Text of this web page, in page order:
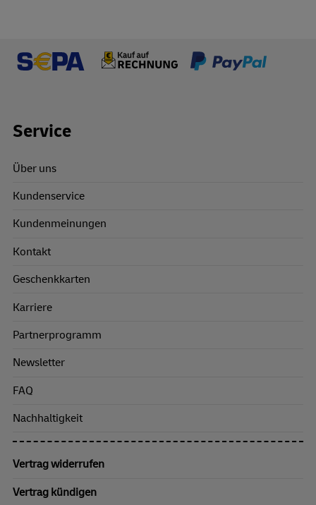
Footer Links
Service
Über uns
Kundenservice
Kundenmeinungen
Kontakt
Geschenkkarten
Karriere
Partnerprogramm
Newsletter
FAQ
Nachhaltigkeit
Vertrag widerrufen
Vertrag kündigen